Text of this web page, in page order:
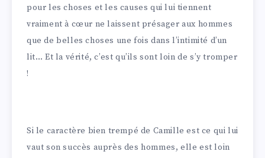
pour les choses et les causes qui lui tiennent
vraiment à cœur ne laissent présager aux hommes
que de belles choses une fois dans l’intimité d’un
lit… Et la vérité, c’est qu’ils sont loin de s’y tromper
!
Si le caractère bien trempé de Camille est ce qui lui
vaut son succès auprès des hommes, elle est loin